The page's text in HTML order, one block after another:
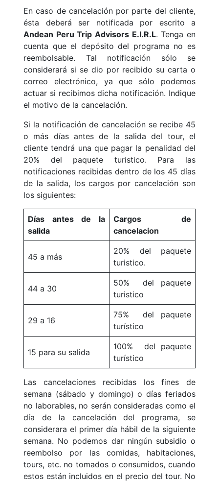
En caso de cancelación por parte del cliente,
ésta deberá ser notificada por escrito a
Andean Peru Trip Advisors E.I.R.L. Tenga en
cuenta que el depósito del programa no es
reembolsable. Tal notificación sólo se
considerará si se dio por recibido su carta o
correo electrónico, ya que sólo podemos
actuar si recibimos dicha notificación. Indique
el motivo de la cancelación.
Si la notificación de cancelación se recibe 45
o más días antes de la salida del tour, el
cliente tendrá una que pagar la penalidad del
20% del paquete turistico. Para las
notificaciones recibidas dentro de los 45 días
de la salida, los cargos por cancelación son
los siguientes:
Días antes de la
salida
Cargos de
cancelacion
45 a más
20% del paquete
turistico.
44 a 30
50% del paquete
turistico
29 a 16
75% del paquete
turístico
15 para su salida
100% del paquete
turístico
Las cancelaciones recibidas los fines de
semana (sábado y domingo) o días feriados
no laborables, no serán consideradas como el
día de la cancelación del programa, se
considerara el primer día hábil de la siguiente
semana. No podemos dar ningún subsidio o
reembolso por las comidas, habitaciones,
tours, etc. no tomados o consumidos, cuando
estos están incluidos en el precio del tour. No